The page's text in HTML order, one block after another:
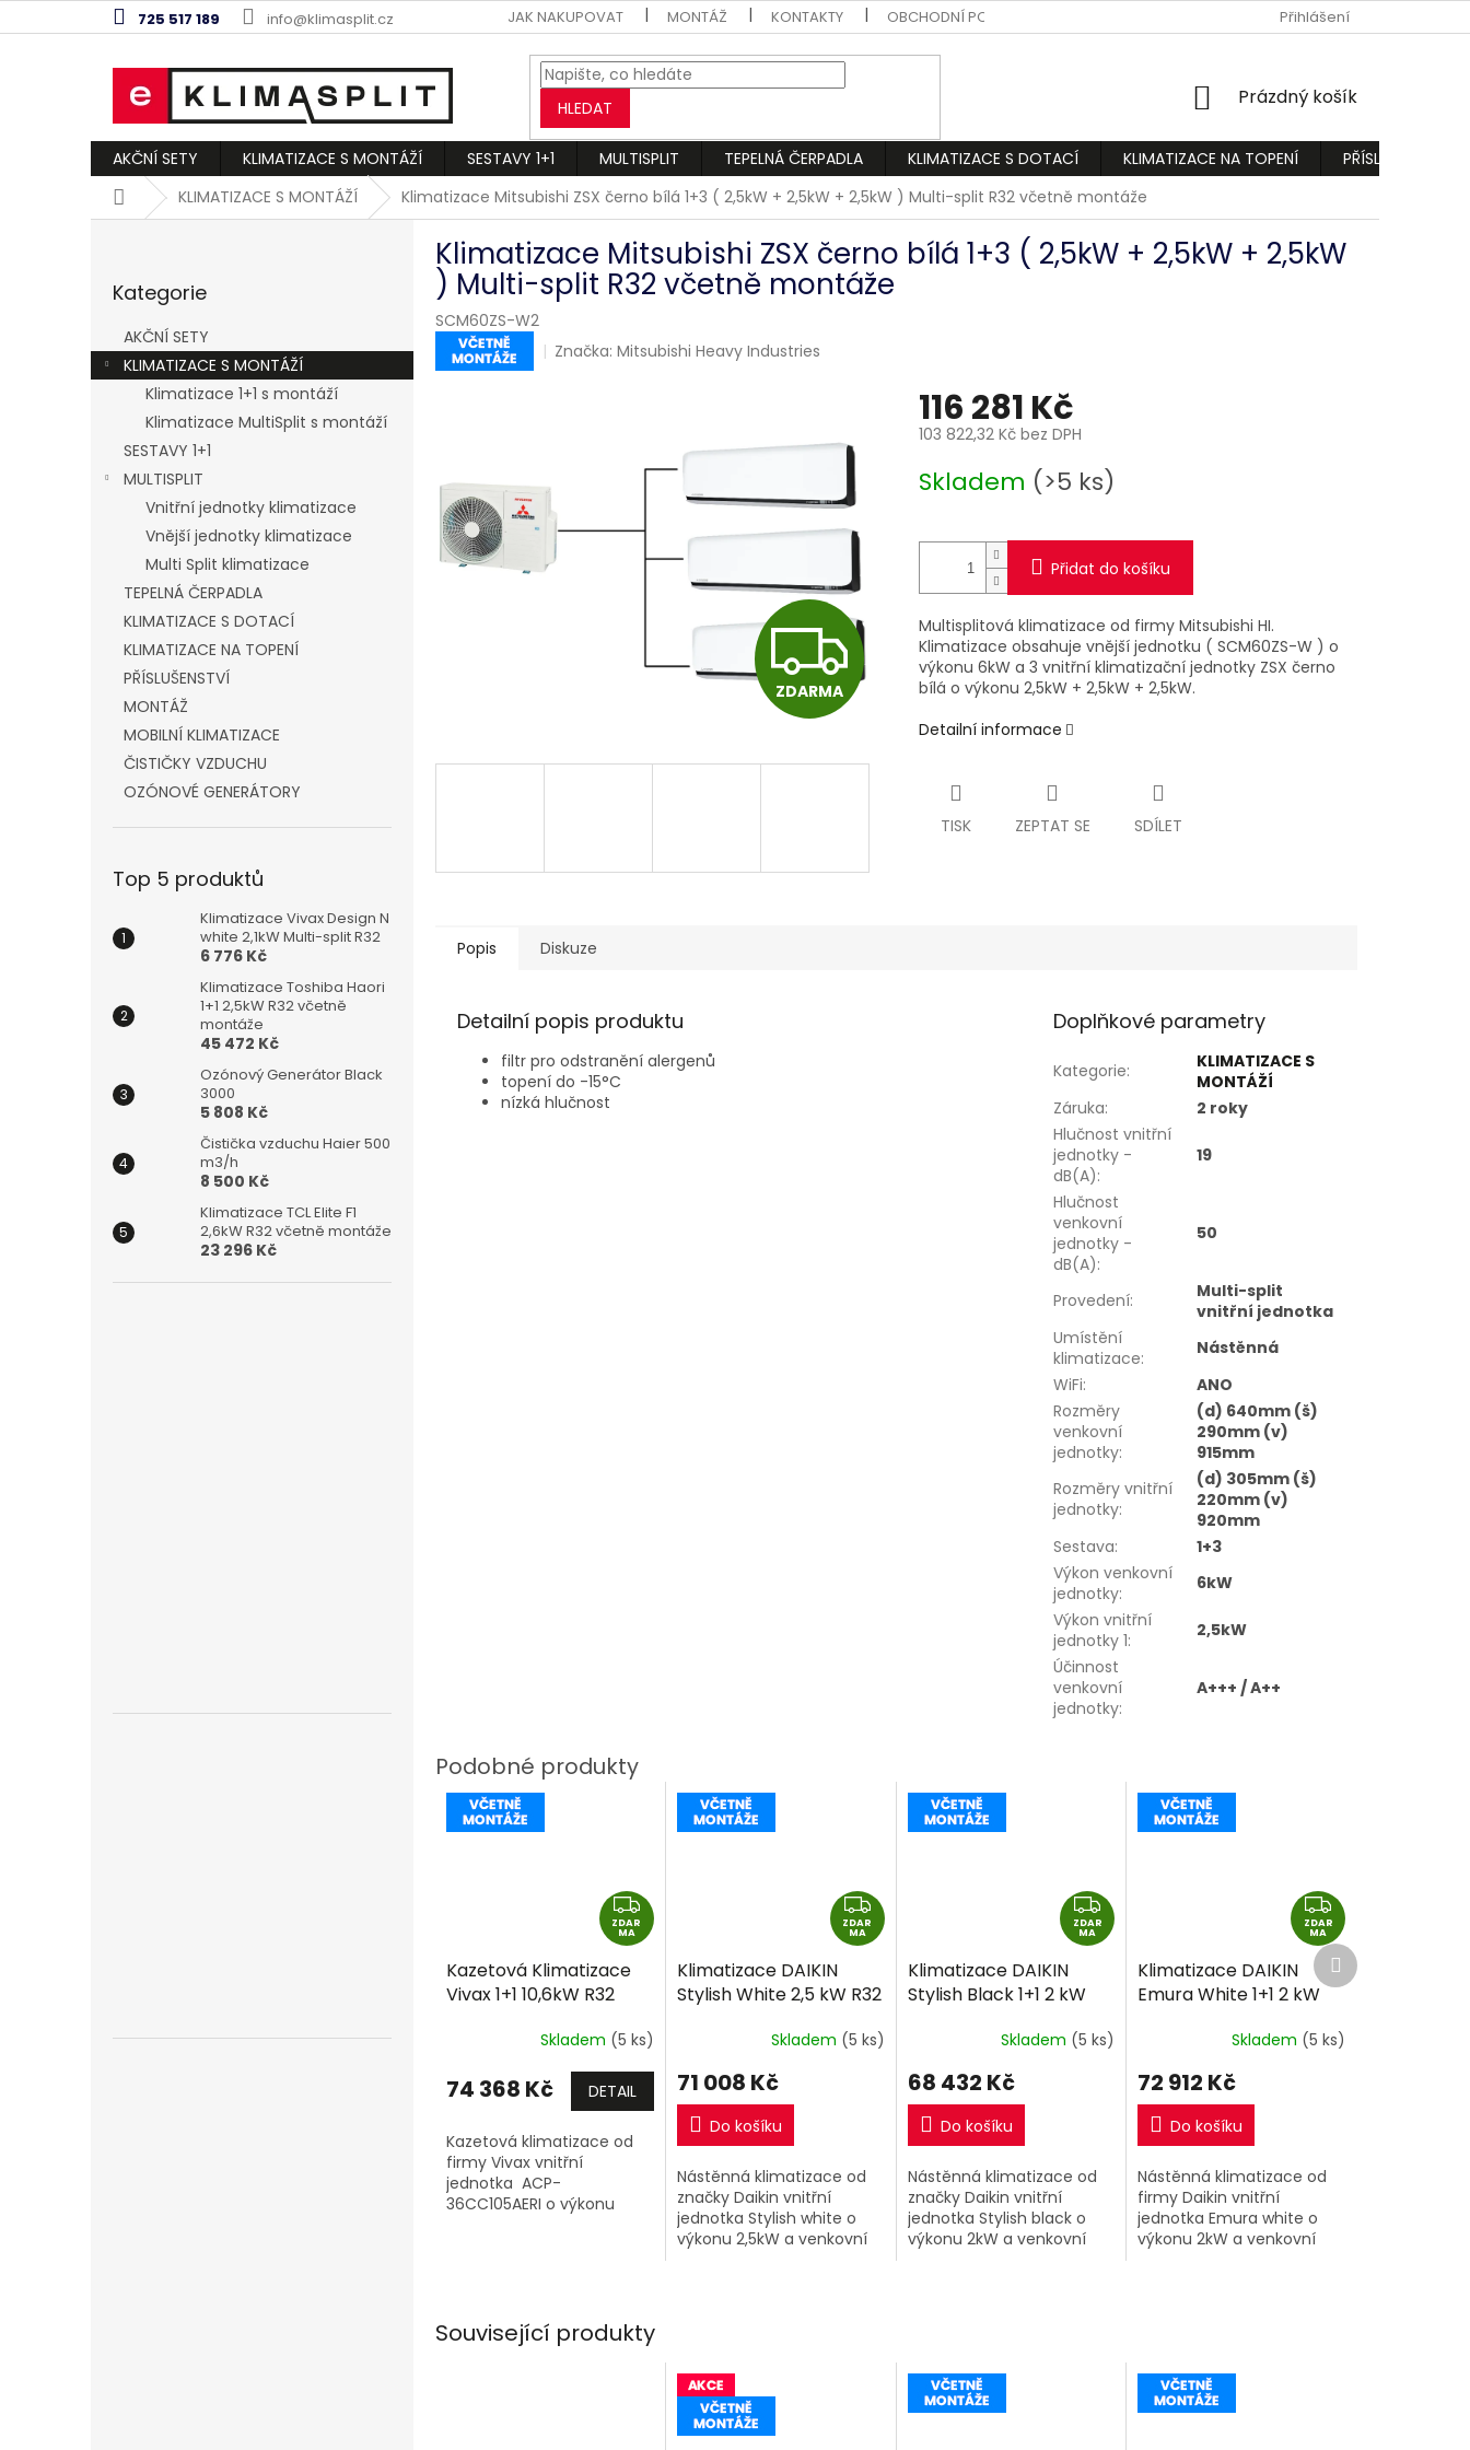
na
725 517 189 info@klimasplit.cz JAK NAKUPOVAT MONTÁŽ KONTAKTY OBCHODNÍ PODMÍNKY PODMÍNKY OCHRANY OSOBNÍCH ÚDAJŮ
Přihlášení
HLEDAT
NÁKUPNÍ
Prázdný košík
AKČNÍ SETY KLIMATIZACE S MONTÁŽÍ SESTAVY 1+1 MULTISPLIT TEPELNÁ ČERPADLA KLIMATIZACE S DOTACÍ KLIMATIZACE NA TOPENÍ
PŘÍSLUŠENSTVÍ
DomůKLIMATIZACE S MONTÁŽÍ Klimatizace Mitsubishi ZSX černo bílá 1+3 ( 2,5kW + 2,5kW + 2,5kW ) Multi-split R32 včetně montáže
a
n
kategorie
Kategorie
AKČNÍ SETY
KLIMATIZACE S MONTÁŽÍ
Klimatizace 1+1 s montáží
Klimatizace MultiSplit s montáží
SESTAVY 1+1
MULTISPLIT
Vnitřní jednotky klimatizace
Vnější jednotky klimatizace
Multi Split klimatizace
TEPELNÁ ČERPADLA
KLIMATIZACE S DOTACÍ
KLIMATIZACE NA TOPENÍ
PŘÍSLUŠENSTVÍ
MONTÁŽ
MOBILNÍ KLIMATIZACE
ČISTIČKY VZDUCHU
OZÓNOVÉ GENERÁTORY
Top 5 produktů
Klimatizace Vivax Design N
white 2,1kW Multi-split R32
6 776 Kč
Klimatizace Toshiba Haori
1+1 2,5kW R32 včetně
montáže
45 472 Kč
Ozónový Generátor Black
3000
5 808 Kč
Čistička vzduchu Haier 500
m3/h
8 500 Kč
Klimatizace TCL Elite F1
2,6kW R32 včetně montáže
23 296 Kč
Klimatizace Mitsubishi ZSX černo bílá 1+3 ( 2,5kW + 2,5kW + 2,5kW
) Multi-split R32 včetně montáže
SCM60ZS-W2
Značka:Mitsubishi Heavy Industries
Z
D
R
ZDARMA
116 281 Kč
103 822,32 Kč bez DPH
cena:
Skladem (>5 ks)
Přidat do košíku
Multisplitová klimatizace od firmy Mitsubishi HI.
Klimatizace obsahuje vnější jednotku ( SCM60ZS-W ) o
výkonu 6kW a 3 vnitřní klimatizační jednotky ZSX černo
bílá o výkonu 2,5kW + 2,5kW + 2,5kW.
Detailní informace
TISK ZEPTAT SE SDÍLET
Související produkty
Popis Diskuze
Detailní popis produktu
filtr pro odstranění alergenů
topení do -15°C
nízká hlučnost
Doplňkové parametry
Kategorie:
KLIMATIZACE S
MONTÁŽÍ
Záruka:
2 roky
Hlučnost vnitřní
jednotky -
dB(A):
19
Hlučnost
venkovní
jednotky -
dB(A):
50
Provedení:
Multi-split
vnitřní jednotka
Umístění
klimatizace:
Nástěnná
WiFi:
ANO
Rozměry
venkovní
jednotky:
(d) 640mm (š)
290mm (v)
915mm
Rozměry vnitřní
jednotky:
(d) 305mm (š)
220mm (v)
920mm
Sestava:
1+3
Výkon venkovní
jednotky:
6kW
Výkon vnitřní
jednotky 1:
2,5kW
Účinnost
venkovní
jednotky:
A+++ / A++
Z
D
A
ZDAR
MA
Kazetová Klimatizace
Vivax 1+1 10,6kW R32
Skladem (5 ks)
74 368 Kč DETAIL
Kazetová klimatizace od
firmy Vivax vnitřní
jednotka ACP-
36CC105AERI o výkonu
Z
D
R
M
A
ZDAR
MA
Klimatizace DAIKIN
Stylish White 2,5 kW R32
Skladem (5 ks)
71 008 Kč
Do košíku
Nástěnná klimatizace od
značky Daikin vnitřní
jednotka Stylish white o
výkonu 2,5kW a venkovní
Z
D
A
ZDAR
MA
Klimatizace DAIKIN
Stylish Black 1+1 2 kW
Skladem (5 ks)
68 432 Kč
Do košíku
Nástěnná klimatizace od
značky Daikin vnitřní
jednotka Stylish black o
výkonu 2kW a venkovní
Z
D
A
R
A
ZDAR
MA
Klimatizace DAIKIN
Emura White 1+1 2 kW
Skladem (5 ks)
72 912 Kč
Do košíku
Nástěnná klimatizace od
firmy Daikin vnitřní
jednotka Emura white o
výkonu 2kW a venkovní
Další
produkt